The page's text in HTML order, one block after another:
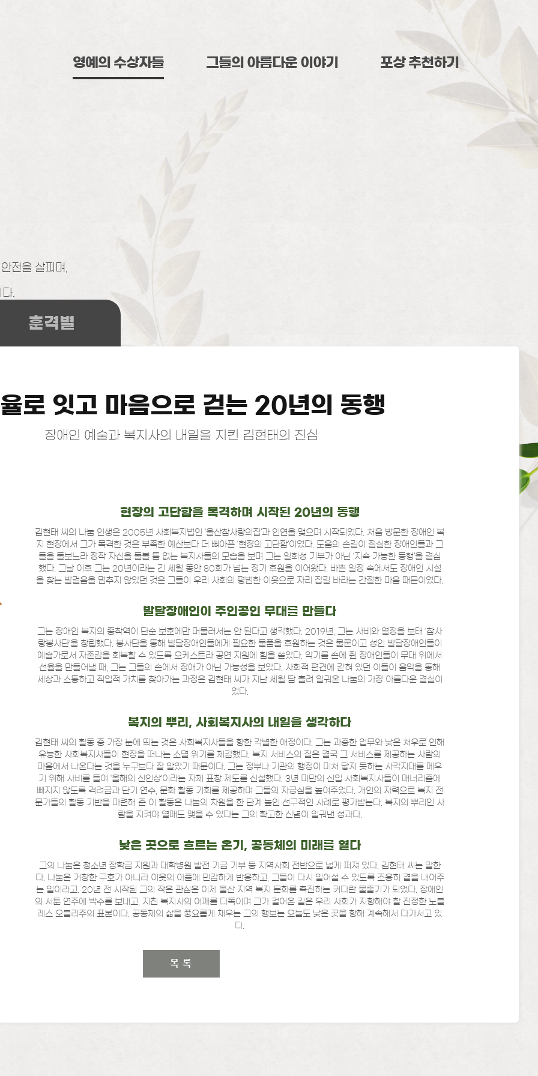
영예의 수상자들 그들의 아름다운 이야기 포상 추천하기
전을 살피며,
.
훈격별
로 잇고 마음으로 걷는 20년의 동행
장애인 예술과 복지사의 내일을 지킨 김현태의 진심
현장의 고단함을 목격하며 시작된 20년의 동행
김현태 씨의 나눔 인생은 2005년 사회복지법인 ‘울산참사랑의집’과 인연을 맺으며 시작되었다. 처음 방문한 장애인 복
지 현장에서 그가 목격한 것은 부족한 예산보다 더 뼈아픈 ‘현장의 고단함’이었다. 도움의 손길이 절실한 장애인들과 그
들을 돌보느라 정작 자신을 돌볼 틈 없는 복지사들의 모습을 보며 그는 일회성 기부가 아닌 ‘지속 가능한 동행’을 결심
했다. 그날 이후 그는 20년이라는 긴 세월 동안 80회가 넘는 정기 후원을 이어왔다. 바쁜 일정 속에서도 장애인 시설
을 찾는 발걸음을 멈추지 않았던 것은 그들이 우리 사회의 평범한 이웃으로 자리 잡길 바라는 간절한 마음 때문이었다.
발달장애인이 주인공인 무대를 만들다
그는 장애인 복지의 종착역이 단순 보호에만 머물러서는 안 된다고 생각했다. 2019년, 그는 사비와 열정을 보태 ‘참사
랑봉사단’을 창립했다. 봉사단을 통해 발달장애인들에게 필요한 물품을 후원하는 것은 물론이고 성인 발달장애인들이
예술가로서 자존감을 회복할 수 있도록 오케스트라 공연 지원에 힘을 쏟았다. 악기를 손에 쥔 장애인들이 무대 위에서
선율을 만들어낼 때, 그는 그들의 손에서 장애가 아닌 가능성을 보았다. 사회적 편견에 갇혀 있던 이들이 음악을 통해
세상과 소통하고 직업적 가치를 찾아가는 과정은 김현태 씨가 지난 세월 땀 흘려 일궈온 나눔의 가장 아름다운 결실이
었다.
복지의 뿌리, 사회복지사의 내일을 생각하다
김현태 씨의 활동 중 가장 눈에 띄는 것은 사회복지사들을 향한 각별한 애정이다. 그는 과중한 업무와 낮은 처우로 인해
유능한 사회복지사들이 현장을 떠나는 소멸 위기를 체감했다. 복지 서비스의 질은 결국 그 서비스를 제공하는 사람의
마음에서 나온다는 것을 누구보다 잘 알았기 때문이다. 그는 정부나 기관의 행정이 미처 닿지 못하는 사각지대를 메우
기 위해 사비를 들여 ‘올해의 신인상’이라는 자체 표창 제도를 신설했다. 3년 미만의 신입 사회복지사들이 매너리즘에
빠지지 않도록 격려금과 단기 연수, 문화 활동 기회를 제공하며 그들의 자긍심을 높여주었다. 개인의 자력으로 복지 전
문가들의 활동 기반을 마련해 준 이 활동은 나눔의 차원을 한 단계 높인 선구적인 사례로 평가받는다. 복지의 뿌리인 사
람을 지켜야 열매도 맺을 수 있다는 그의 확고한 신념이 일궈낸 성과다.
낮은 곳으로 흐르는 온기, 공동체의 미래를 열다
그의 나눔은 청소년 장학금 지원과 대학병원 발전 기금 기부 등 지역사회 전반으로 넓게 퍼져 있다. 김현태 씨는 말한
다. 나눔은 거창한 구호가 아니라 이웃의 아픔에 민감하게 반응하고, 그들이 다시 일어설 수 있도록 조용히 곁을 내어주
는 일이라고. 20년 전 시작된 그의 작은 관심은 이제 울산 지역 복지 문화를 촉진하는 커다란 물줄기가 되었다. 장애인
의 서툰 연주에 박수를 보내고, 지친 복지사의 어깨를 다독이며 그가 걸어온 길은 우리 사회가 지향해야 할 진정한 노블
레스 오블리주의 표본이다. 공동체의 삶을 풍요롭게 채우는 그의 행보는 오늘도 낮은 곳을 향해 계속해서 다가서고 있
다.